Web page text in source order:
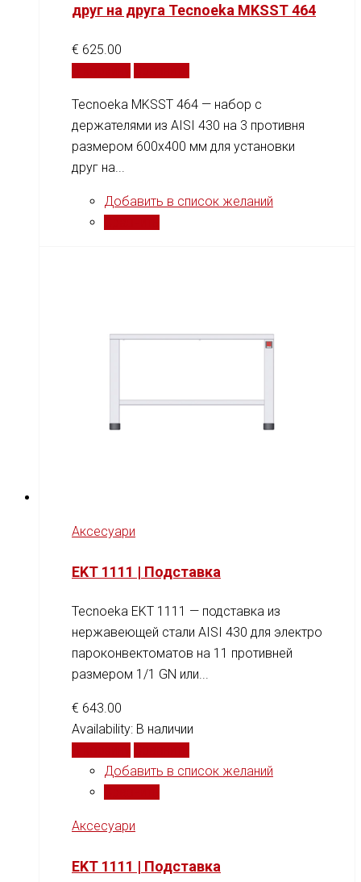
друг на друга Tecnoeka MKSST 464
€ 625.00
Tecnoeka MKSST 464 — набор с
держателями из AISI 430 на 3 противня
размером 600x400 мм для установки
друг на...
Добавить в список желаний
Аксесуари
EKT 1111 | Подставка
Tecnoeka EKT 1111 — подставка из
нержавеющей стали AISI 430 для электро
пароконвектоматов на 11 противней
размером 1/1 GN или...
€ 643.00
Availability: В наличии
Добавить в список желаний
Аксесуари
EKT 1111 | Подставка